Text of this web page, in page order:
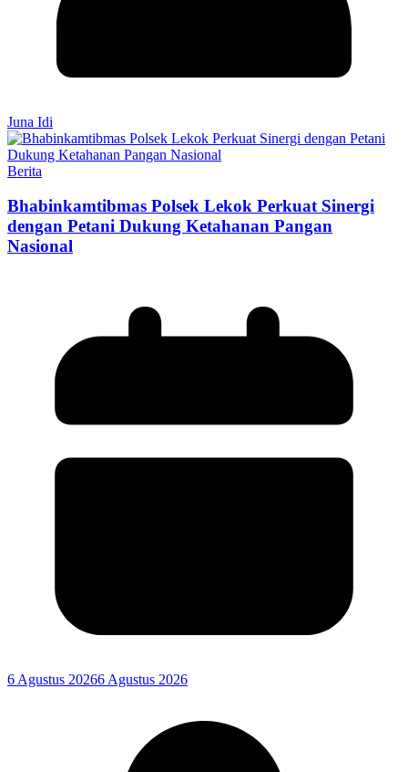
Juna Idi
Berita
Bhabinkamtibmas Polsek Lekok Perkuat Sinergi
dengan Petani Dukung Ketahanan Pangan
Nasional
6 Agustus 20266 Agustus 2026